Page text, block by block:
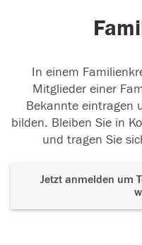
In einem
Mitglieder einer
Bekannte eintragen
bilden. Bleiben Sie in
und tragen Sie
Jetzt anmelden um